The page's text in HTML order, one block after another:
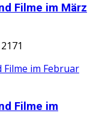
Filme im März
Filme im